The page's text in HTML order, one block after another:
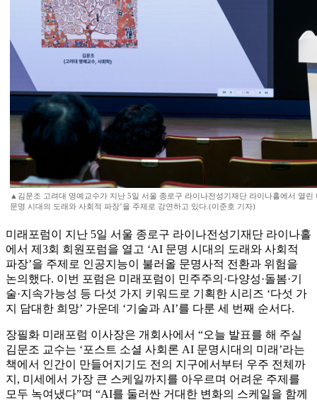
▲김문조 고려대 명예교수가 지난 5일 서울 종로구 라이나전성기재단 라이나홀에서 열린
문명 시대의 도래와 사회적 파장’을 주제로 강연하고 있다.(이준호 기자)
미래포럼이 지난 5일 서울 종로구 라이나전성기재단 라이나홀
에서 제3회 회원포럼을 열고 ‘AI 문명 시대의 도래와 사회적
파장’을 주제로 인공지능이 불러올 문명사적 전환과 위험을
논의했다. 이번 포럼은 미래포럼이 민주주의·다양성·돌봄·기
술·지속가능성 등 다섯 가지 키워드로 기획한 시리즈 ‘다섯 가
지 담대한 희망’ 가운데 ‘기술과 AI’를 다룬 세 번째 순서다.
장필화 미래포럼 이사장은 개회사에서 “오늘 발표를 해 주실
김문조 교수는 ‘포스트 소셜 사회론 AI 문명시대의 미래’라는
책에서 인간이 만들어지기도 전의 지구에서부터 우주 전체까
지, 미세에서 가장 큰 스케일까지를 아우르며 어려운 주제를
모두 녹여냈다”며 “AI를 둘러싼 거대한 변화의 스케일을 함께